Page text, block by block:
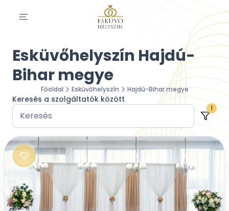
Esküvőhelyszín Hajdú-
Bihar megye
Főoldal Esküvőhelyszín Hajdú-Bihar megye
Keresés a szolgáltatók között
1